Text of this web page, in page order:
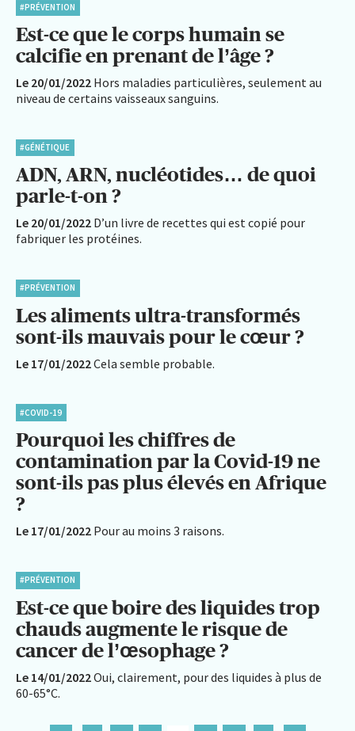
#PRÉVENTION
Est-ce que le corps humain se
calcifie en prenant de l’âge ?
Le 20/01/2022 Hors maladies particulières, seulement au
niveau de certains vaisseaux sanguins.
#GÉNÉTIQUE
ADN, ARN, nucléotides… de quoi
parle-t-on ?
Le 20/01/2022 D’un livre de recettes qui est copié pour
fabriquer les protéines.
#PRÉVENTION
Les aliments ultra-transformés
sont-ils mauvais pour le cœur ?
Le 17/01/2022Cela semble probable.
#COVID-19
Pourquoi les chiffres de
contamination par la Covid-19 ne
sont-ils pas plus élevés en Afrique
?
Le 17/01/2022 Pour au moins 3 raisons.
#PRÉVENTION
Est-ce que boire des liquides trop
chauds augmente le risque de
cancer de l’œsophage ?
Le 14/01/2022Oui, clairement, pour des liquides à plus de
60-65°C.